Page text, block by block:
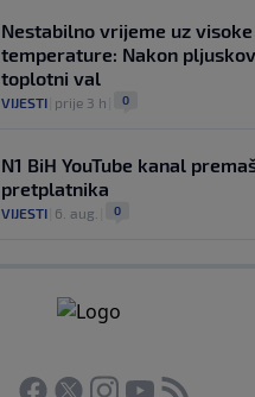
Nestabilno vrijeme uz visoke
temperature: Nakon
toplotni val
VIJESTI prije 3 h 0
N1 BiH YouTube kanal
pretplatnika
VIJESTI 6. aug. 0